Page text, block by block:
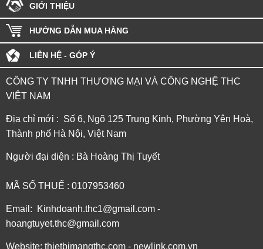
GIỚI THIỆU
HƯỚNG DẪN MUA HÀNG
LIÊN HỆ - GÓP Ý
CÔNG TY TNHH THƯƠNG MẠI VÀ CÔNG NGHỆ THC
VIỆT NAM
Địa chỉ mới : Số 6, Ngõ 125 Trung Kinh, Phường Yên Hoà,
Thành phố Hà Nội, Việt Nam
Người đại diện : Bà Hoàng Thị Tuyết
MÃ SỐ THUẾ : 0107953460
Email: Kinhdoanh.thc1@gmail.com -
hoangtuyet.thc@gmail.com
Website: thietbimangthc.com - newlink.com.vn